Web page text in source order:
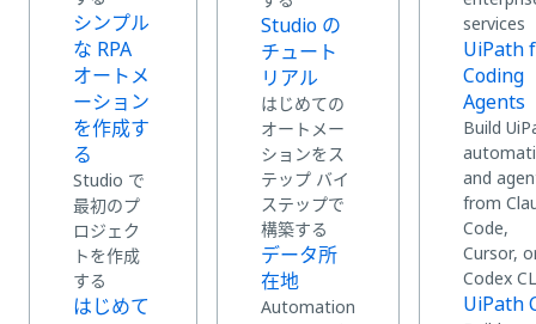
シンプル
な RPA
オートメ
ーション
を作成す
る
Studio で
最初のプ
ロジェク
トを作成
する
はじめて
Studio の
チュート
リアル
はじめての
オートメー
ションをス
テップ バイ
ステップで
構築する
データ所
在地
Automation
services
UiPath
Coding
Agents
Build
and
from
Code,
Cursor,
Codex
UiPath